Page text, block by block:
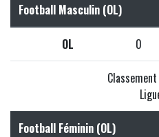
Football Masculin (OL)
OL 0
Football Féminin (OL)